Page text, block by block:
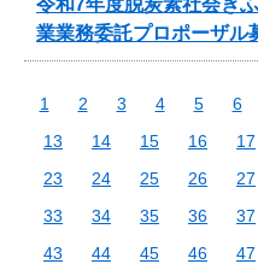
業業務委託プロポーザル
1 2 3 4 5 6
13
14 15 16 17
23
24 25 26 27
33
34 35 36 37
43
44 45 46 47